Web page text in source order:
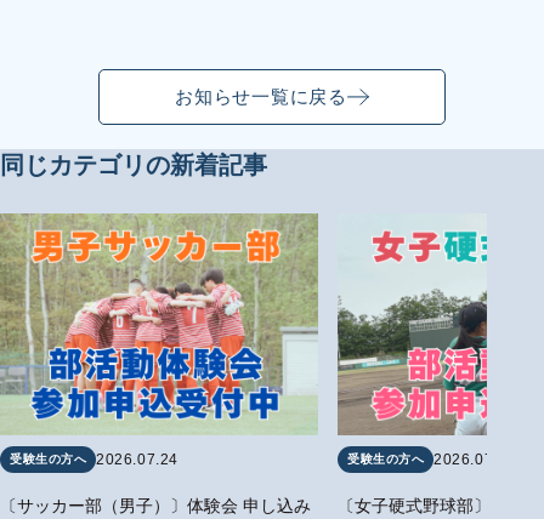
お知らせ一覧に戻る
同じカテゴリの新着記事
受験生の方へ 2026.07.24
〔サッカー部（男子）〕体験会 申し込み
受験生の方へ 2026.07.24
〔女子硬式野球部〕体験